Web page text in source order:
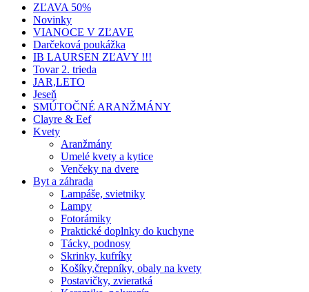
ZĽAVA 50%
Novinky
VIANOCE V ZĽAVE
Darčeková poukážka
IB LAURSEN ZĽAVY !!!
Tovar 2. trieda
JAR,LETO
Jeseň
SMÚTOČNÉ ARANŽMÁNY
Clayre & Eef
Kvety
Aranžmány
Umelé kvety a kytice
Venčeky na dvere
Byt a záhrada
Lampáše, svietniky
Lampy
Fotorámiky
Praktické doplnky do kuchyne
Tácky, podnosy
Skrinky, kufríky
Košíky,črepníky, obaly na kvety
Postavičky, zvieratká